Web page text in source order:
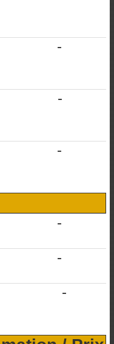
-
-
-
-
-
-